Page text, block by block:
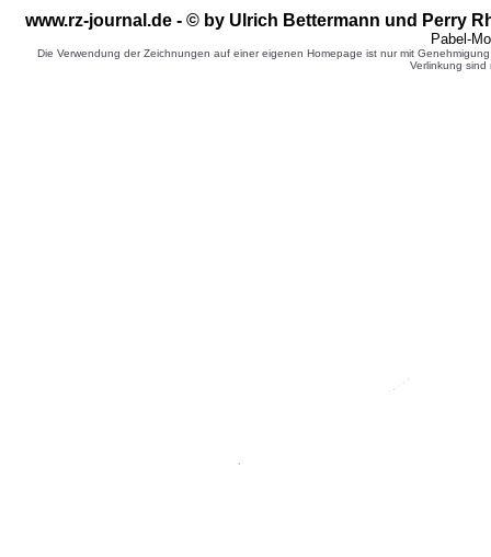
www.rz-journal.de - © by Ulrich Bettermann und Perry
Pabel-
Die Verwendung der Zeichnungen auf einer eigenen Homepage ist nur mit
Verlinkung sind